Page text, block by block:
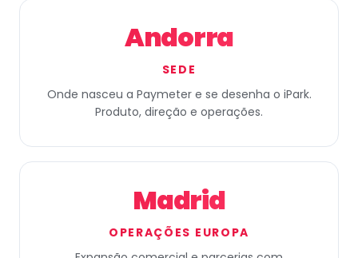
Andorra
SEDE
Onde nasceu a Paymeter e se desenha o iPark.
Produto, direção e operações.
Madrid
OPERAÇÕES EUROPA